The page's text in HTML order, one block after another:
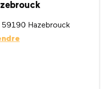
Hazebrouck